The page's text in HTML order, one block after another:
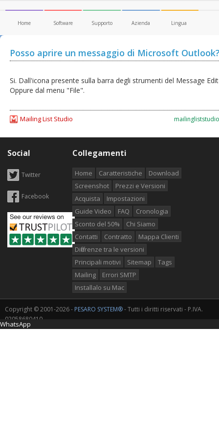
Home Software Supporto Azienda Lingua
Posso aprire un messaggio di Microsoft
Si. Dall'icona presente sulla barra degli strumenti del Message
Oppure dal menu "File".
Mailing List Studio
Social
Twitter
Facebook
Collegamenti
Home Caratteristiche
Download
Screenshot
Prezzi e Versioni
Acquista
Impostazioni
Guide Video
FAQ
Cronologia
Sconto del 50%
Chi Siamo
Contatti
Contratto
Mappa Clienti
Differenze tra le versioni
Principali motivi
Sitemap
Tags
Mailing
Errori SMTP
Installalo su Mac
Copyright © 2001-2026 - PESARO SYSTEM®- Tutti i diritti riservati - P.IVA.
02058680410
WhatsApp